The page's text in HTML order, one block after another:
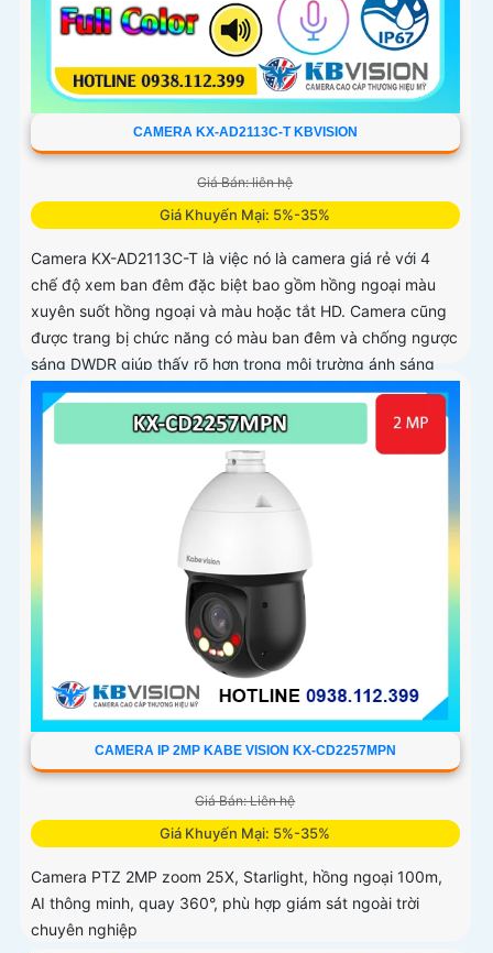
CAMERA KX-AD2113C-T KBVISION
Giá Bán: liên hệ
Giá Khuyến Mại: 5%-35%
Camera KX-AD2113C-T là việc nó là camera giá rẻ với 4
chế độ xem ban đêm đặc biệt bao gồm hồng ngoại màu
xuyên suốt hồng ngoại và màu hoặc tắt HD. Camera cũng
được trang bị chức năng có màu ban đêm và chống ngược
sáng DWDR giúp thấy rõ hơn trong môi trường ánh sáng
ngược
CAMERA IP 2MP KABE VISION KX-CD2257MPN
Giá Bán: Liên hệ
Giá Khuyến Mại: 5%-35%
Camera PTZ 2MP zoom 25X, Starlight, hồng ngoại 100m,
AI thông minh, quay 360°, phù hợp giám sát ngoài trời
chuyên nghiệp